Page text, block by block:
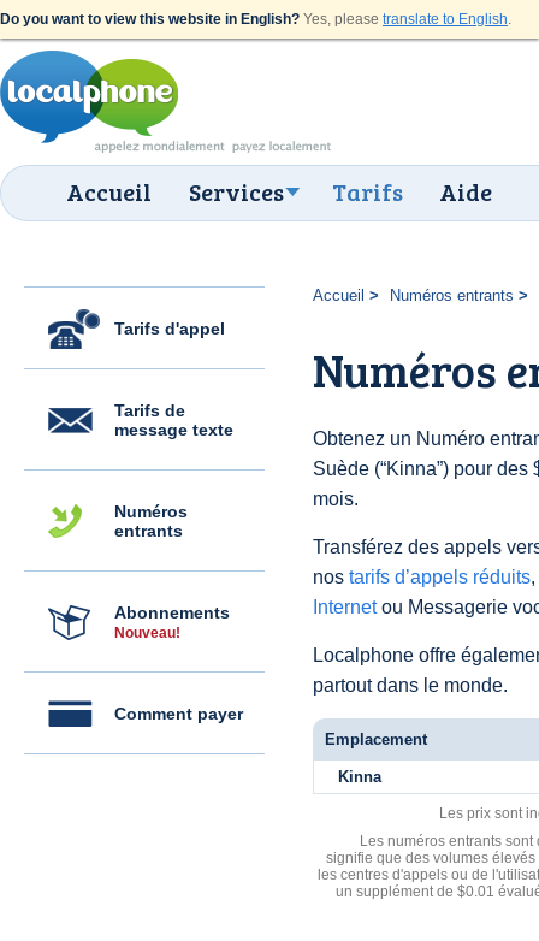
Do you want to view this website in English? Yes, please translate to English.
Accueil Services Tarifs Aide
Tarifs d'appel
Tarifs de
message texte
Numéros
entrants
Abonnements
Nouveau!
Comment payer
Accueil Numéros entrants
Numéros
Obtenez un Numéro
Suède (“Kinna”) pour
mois.
Transférez des appels
nos tarifs d’appels réduits
Internetou Messagerie
Localphone offre
partout dans le monde.
Emplacement
Kinna
Les prix sont
Les numéros entrants
signifie que des volumes
les centres d'appels ou de
un supplément de $0.01